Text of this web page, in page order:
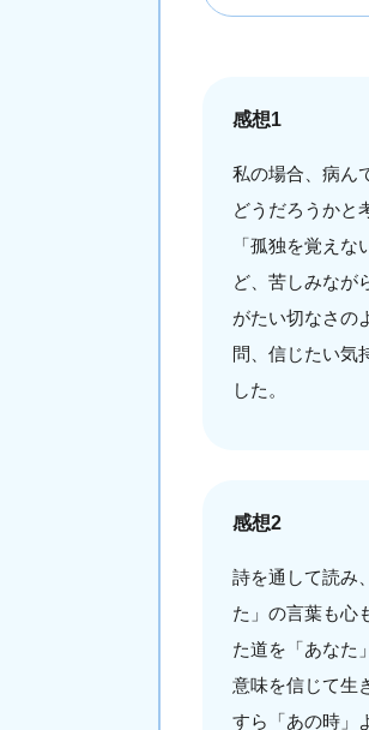
感想1
私の場合、病ん
どうだろうかと
「孤独を覚え
ど、苦しみなが
がたい切なさの
問、信じたい気
した。
感想2
詩を通して読み
た」の言葉も心
た道を「あなた
意味を信じて生
すら「あの時」